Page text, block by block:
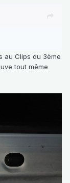
au Clips du 3ème
tout même